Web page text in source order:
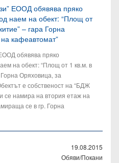
ЕООД обявява пряко
наем на обект: “Площ от
– гара Горна
кафеавтомат”
обявява пряко
на обект: “Площ от 1 кв.м. в
Оряховица, за
е собственост на “БДЖ
се намира на втория етаж на
се в гр. Горна
19.08.2015
Обяви/Покани